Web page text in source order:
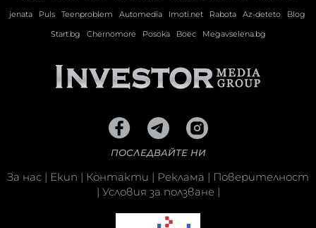
jenata
Puls Teenproblem Automedia Imoti.net Rabota Az-deteto
Blog
Start.bg
Chernomore Posoka Boec Megavselena.bg
ПОСЛЕДВАЙТЕ НИ
За нас | Екип | Контакти | Реклама | Поверителност
| Условия за ползване|